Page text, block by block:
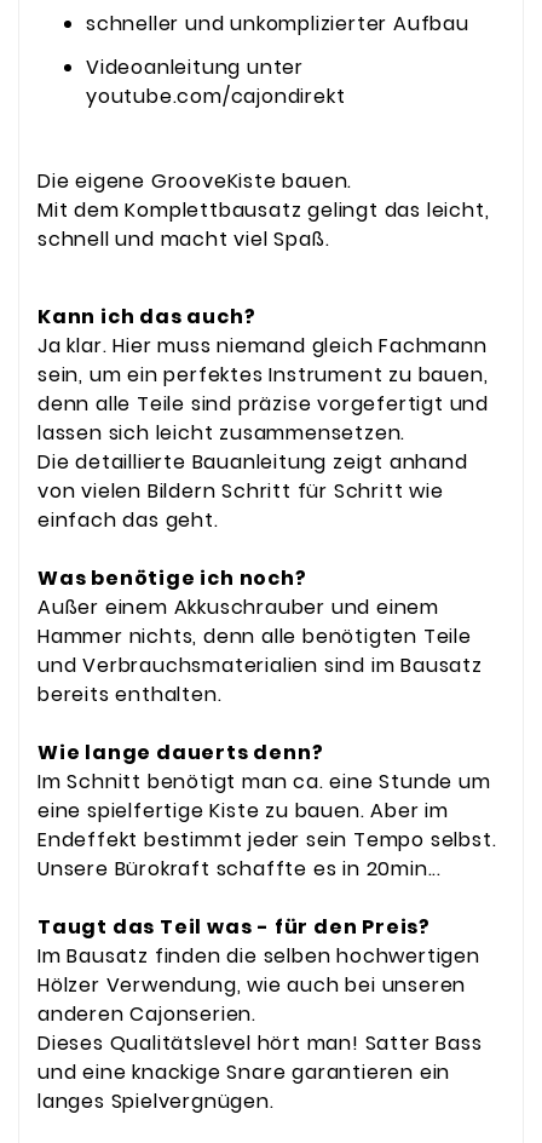
schneller und unkomplizierter Aufbau
Videoanleitung unter
youtube.com/cajondirekt
Die eigene GrooveKiste bauen.
Mit dem Komplettbausatz gelingt das leicht,
schnell und macht viel Spaß.
Kann ich das auch?
Ja klar. Hier muss niemand gleich Fachmann
sein, um ein perfektes Instrument zu bauen,
denn alle Teile sind präzise vorgefertigt und
lassen sich leicht zusammensetzen.
Die detaillierte Bauanleitung zeigt anhand
von vielen Bildern Schritt für Schritt wie
einfach das geht.
Was benötige ich noch?
Außer einem Akkuschrauber und einem
Hammer nichts, denn alle benötigten Teile
und Verbrauchsmaterialien sind im Bausatz
bereits enthalten.
Wie lange dauerts denn?
Im Schnitt benötigt man ca. eine Stunde um
eine spielfertige Kiste zu bauen. Aber im
Endeffekt bestimmt jeder sein Tempo selbst.
Unsere Bürokraft schaffte es in 20min...
Taugt das Teil was - für den Preis?
Im Bausatz finden die selben hochwertigen
Hölzer Verwendung, wie auch bei unseren
anderen Cajonserien.
Dieses Qualitätslevel hört man! Satter Bass
und eine knackige Snare garantieren ein
langes Spielvergnügen.